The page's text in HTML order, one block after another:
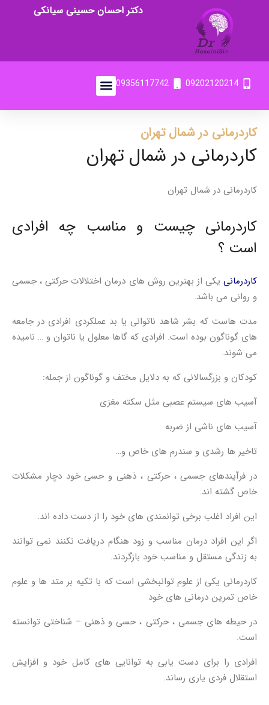
دکتر احسان حسینی سیانکی
09202120214
09356117742
کاردرمانی در شمال تهران
کاردرمانی در شمال تهران
کاردرمانی در شمال تهران
کاردرمانی چیست و مناسب چه افرادی
است ؟
کاردرمانی یکی از بهترین روش های درمان اختلالات حرکتی ، جسمی
و روانی می باشد.
مدت هاست که بشر شاهد ناتوانی یا بد عملکردی افرادی در جامعه
های گوناگون بوده است. افرادی که گاها معلول یا ناتوان و … نامیده
می شوند.
کودکان و بزرگسالانی که به دلایل مختف و گوناگون از جمله:
آسیب های سیستم عصبی مثل سکته مغزی
آسیب های ناشی از ضربه
تاخیر ها رشدی و سندرم های خاص و…
در فرآیندهای جسمی ، حرکتی ، ذهنی و حسی خود دچار مشکلات
خاص گشته اند.
این افراد اغلب برخی توانمندی های خود را از دست داده اند.
اگر این افراد درمان مناسب و زود هنگام دریافت نکنند نمی توانند
به زندگی مستقل و مناسب خود بازگردند.
کاردرمانی یکی از علوم توانبخشی است که با تکیه بر متد ها و علوم
خاص تمرین درمانی های خود
در حیطه های جسمی ، حرکتی ، حسی و ذهنی – شناختی توانسته
است.
افرادی را برای دست یابی به توانایی های کامل خود و افزایش
استقلال فردی یاری رساند.